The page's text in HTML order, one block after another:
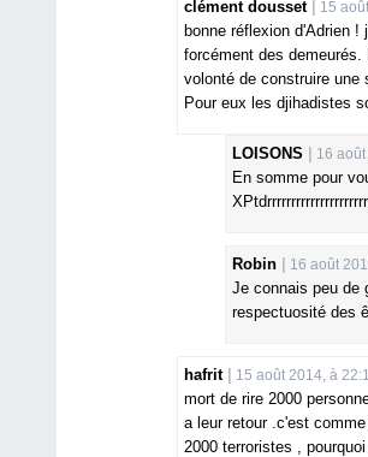
clément dousset 15
bonne réflexion d'Adrien !
forcément des
volonté de construire une
Pour eux les djihadistes
LOISONS 16
En somme pour
Robin 16 août
Je connais peu de
respectuosité des
hafrit 15 août 2014, à
mort de rire 2000
a leur retour .c'est
2000 terroristes ,